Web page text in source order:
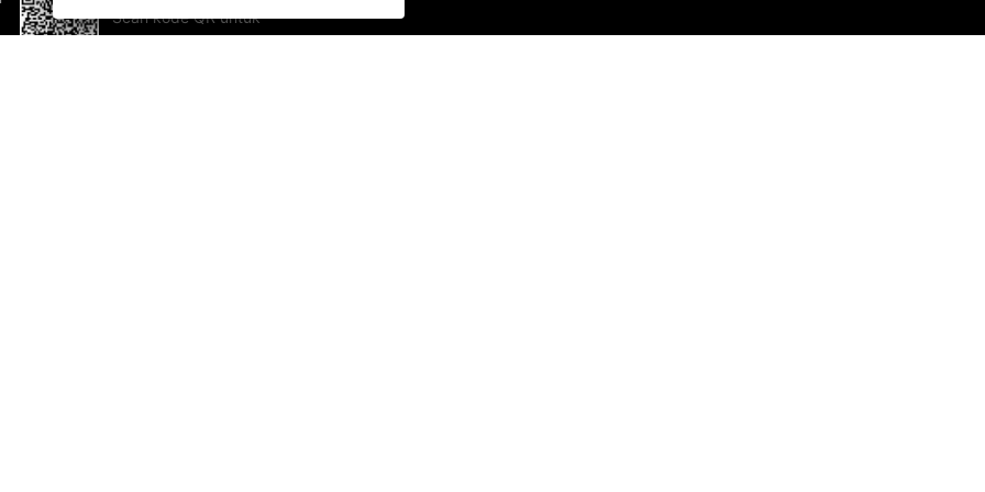
Scan kode QR untuk
mengunduh sekarang!